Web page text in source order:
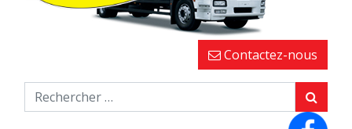
Contactez-nous